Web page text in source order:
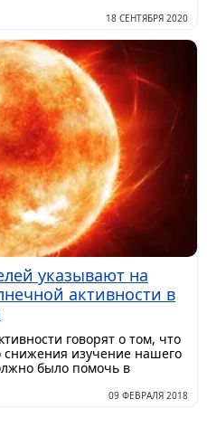
18 СЕНТЯБРЯ 2020
указывают на
активности в
говорят о том, что
снижения изучение нашего
было помочь в
09 ФЕВРАЛЯ 2018